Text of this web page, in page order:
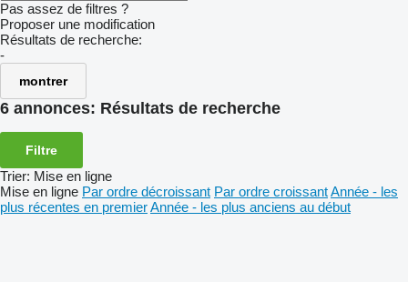
Pas assez de filtres ?
Proposer une modification
Résultats de recherche:
-
montrer
6 annonces: Résultats de recherche
Filtre
Trier: Mise en ligne
Mise en ligne Par ordre décroissant Par ordre croissantAnnée - les
plus récentes en premierAnnée - les plus anciens au début